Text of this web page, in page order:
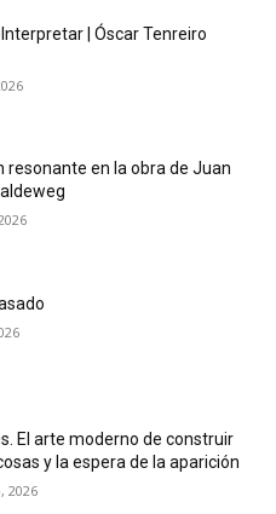
| Óscar Tenreiro
resonante en la obra de Juan
El arte moderno de construir
y la espera de la aparición
2026